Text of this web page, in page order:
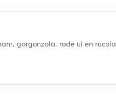
gorgonzola, rode ui en rucola